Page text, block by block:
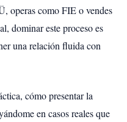
operas como FIE o vendes
dominar este proceso es
una relación fluida con
cómo presentar la
en casos reales que